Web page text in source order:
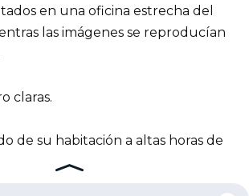
en una oficina estrecha del
las imágenes se reproducían
claras.
de su habitación a altas horas de